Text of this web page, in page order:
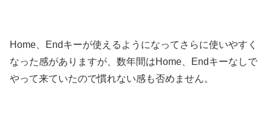
Home、Endキーが使えるようになってさらに使いやすく
なった感がありますが、数年間はHome、Endキーなしで
やって来ていたので慣れない感も否めません。